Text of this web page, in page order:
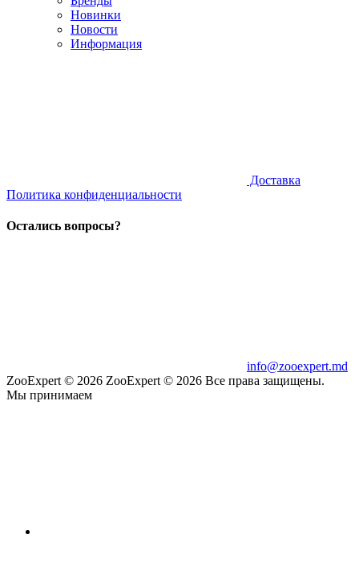
Новинки
Новости
Информация
Доставка
Политика конфиденциальности
Остались вопросы?
info@zooexpert.md
ZooExpert © 2026 ZooExpert © 2026 Все права защищены.
Мы принимаем